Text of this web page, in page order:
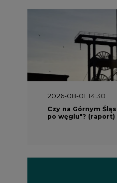
2026-08-01 14:30
Czy na Górnym
po węglu"? (raport)